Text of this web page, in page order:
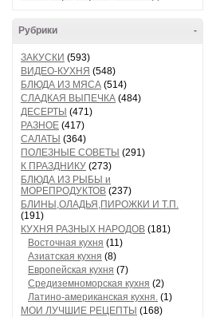
-
Рубрики
ЗАКУСКИ (593)
ВИДЕО-КУХНЯ (548)
БЛЮДА ИЗ МЯСА (514)
СЛАДКАЯ ВЫПЕЧКА (484)
ДЕСЕРТЫ (471)
РАЗНОЕ (417)
САЛАТЫ (364)
ПОЛЕЗНЫЕ СОВЕТЫ (291)
К ПРАЗДНИКУ (273)
БЛЮДА ИЗ РЫБЫ и
МОРЕПРОДУКТОВ (237)
БЛИНЫ,ОЛАДЬЯ,ПИРОЖКИ И Т.П.
(191)
КУХНЯ РАЗНЫХ НАРОДОВ (181)
Восточная кухня (11)
Азиатская кухня (8)
Европейская кухня (7)
Средиземноморская кухня (2)
Латино-американская кухня. (1)
МОИ ЛУЧШИЕ РЕЦЕПТЫ (168)